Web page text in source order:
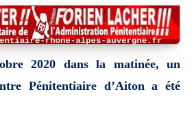
2020 dans la matinée, un
Pénitentiaire d’Aiton a été